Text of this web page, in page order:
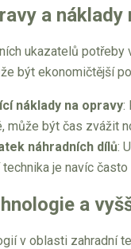
a náklady
ukazatelů potřeby
být ekonomičtější
náklady na opravy:
může být čas zvážit
náhradních dílů:
je navíc
a
v oblasti zahradní